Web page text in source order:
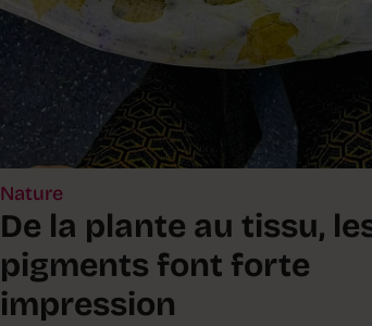
Nature
De la plante au tissu,
pigments font forte
impression